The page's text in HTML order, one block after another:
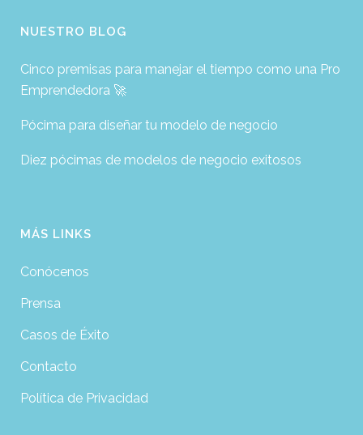
NUESTRO BLOG
Cinco premisas para manejar el tiempo como una Pro
Emprendedora 🚀
Pócima para diseñar tu modelo de negocio
Diez pócimas de modelos de negocio exitosos
MÁS LINKS
Conócenos
Prensa
Casos de Éxito
Contacto
Política de Privacidad